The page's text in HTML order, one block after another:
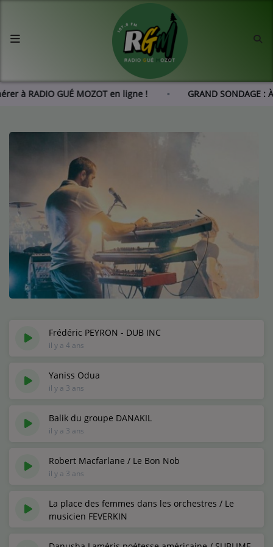
à RADIO GUÉ MOZOT en ligne ! GRAND
Agenda
L'histoire de RGM
Emissions
Equipes
Médias
Podcasts
Dédicaces
Jeux Concours
Contact
Frédéric PEYRON - DUB INC
il y a 4 ans
Yaniss Odua
il y a 3 ans
Balik du groupe DANAKIL
il y a 3 ans
Robert Macfarlane / Le Bon Nob
il y a 3 ans
La place des femmes dans les orchestres / Le
musicien FEVERKIN